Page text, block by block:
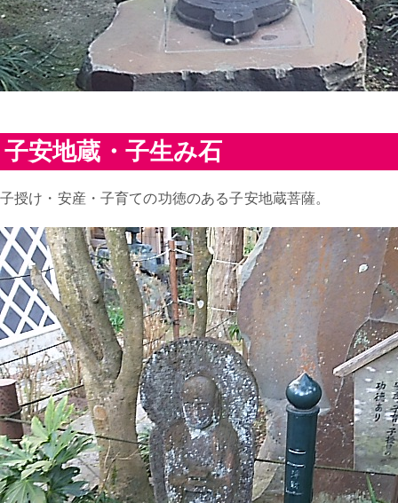
子安地蔵・子生み石
子授け・安産・子育ての功徳のある子安地蔵菩薩。